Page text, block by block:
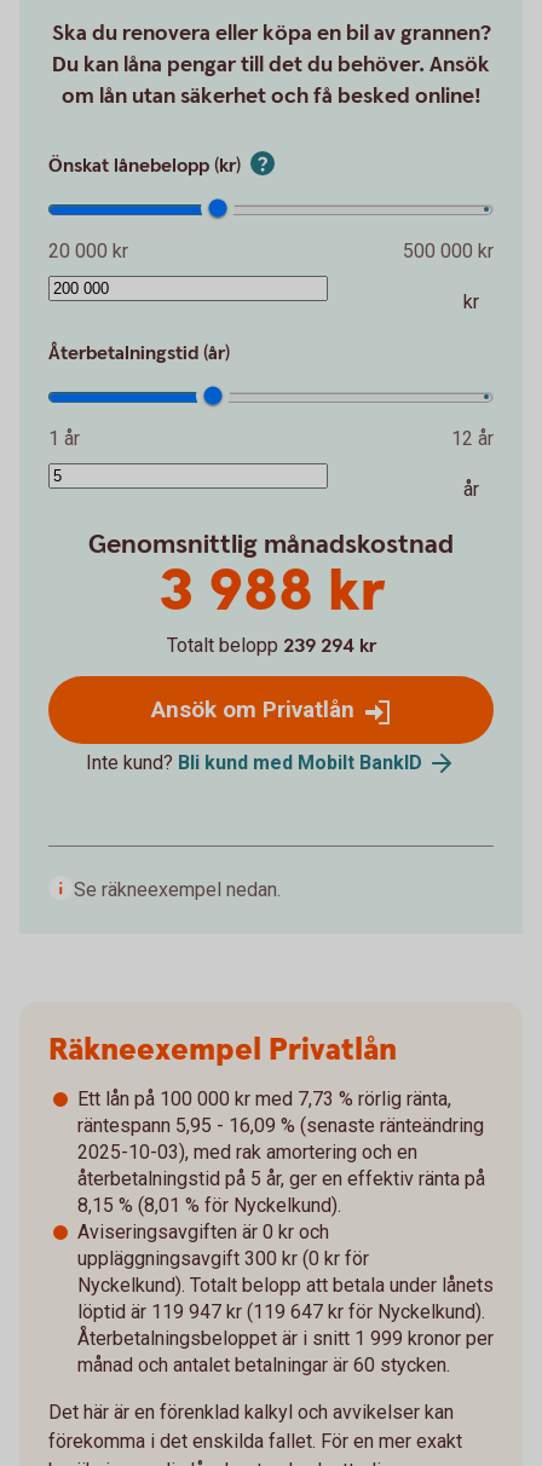
Ska du renovera eller köpa en bil av grannen?
Du kan låna pengar till det du behöver. Ansök
om lån utan säkerhet och få besked online!
Önskat lånebelopp (kr)
20 000 kr 500 000 kr
kr
Återbetalningstid (år)
1 år 12 år
år
Genomsnittlig månadskostnad
3 988 kr
Totalt belopp 239 294 kr
Ansök om Privatlån
Inte kund? Bli kund med Mobilt BankID
Se räkneexempel nedan.
Räkneexempel Privatlån
Ett lån på 100 000 kr med 7,73 % rörlig ränta,
räntespann 5,95 - 16,09 % (senaste ränteändring
2025-10-03), med rak amortering och en
återbetalningstid på 5 år, ger en effektiv ränta på
8,15 % (8,01 % för Nyckelkund).
Aviseringsavgiften är 0 kr och
uppläggningsavgift 300 kr (0 kr för
Nyckelkund). Totalt belopp att betala under lånets
löptid är 119 947 kr (119 647 kr för Nyckelkund).
Återbetalningsbeloppet är i snitt 1 999 kronor per
månad och antalet betalningar är 60 stycken.
Det här är en förenklad kalkyl och avvikelser kan
förekomma i det enskilda fallet. För en mer exakt